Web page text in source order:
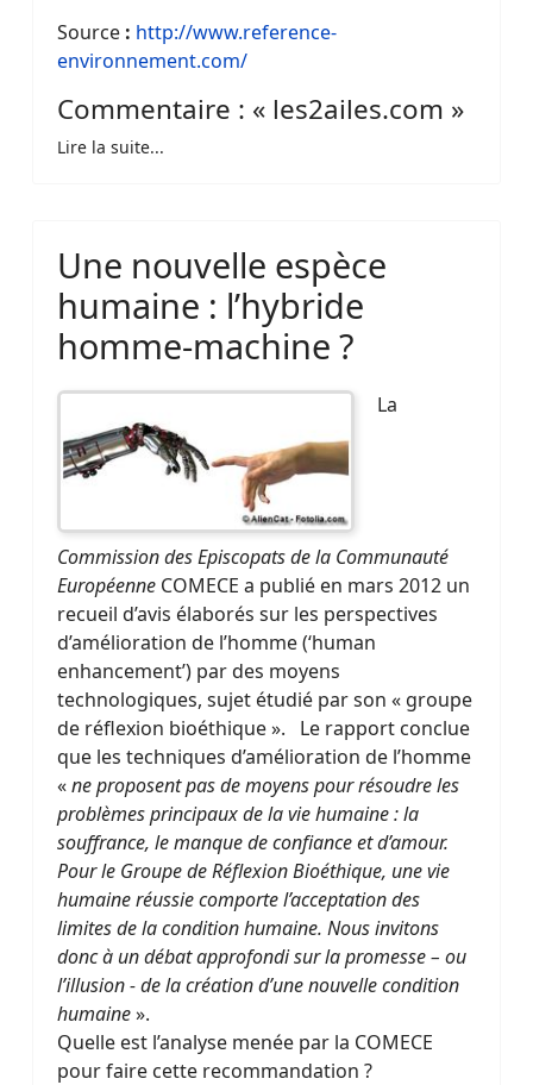
Source : http://www.reference-
environnement.com/
Commentaire : « les2ailes.com »
Lire la suite...
Une nouvelle espèce
humaine : l’hybride
homme-machine ?
La
Commission des Episcopats de la Communauté
Européenne COMECE a publié en mars 2012 un
recueil d’avis élaborés sur les perspectives
d’amélioration de l’homme (‘human
enhancement’) par des moyens
technologiques, sujet étudié par son « groupe
de réflexion bioéthique ». Le rapport conclue
que les techniques d’amélioration de l’homme
«ne proposent pas de moyens pour résoudre les
problèmes principaux de la vie humaine : la
souffrance, le manque de confiance et d’amour.
Pour le Groupe de Réflexion Bioéthique, une vie
humaine réussie comporte l’acceptation des
limites de la condition humaine. Nous invitons
donc à un débat approfondi sur la promesse – ou
l’illusion - de la création d’une nouvelle condition
humaine».
Quelle est l’analyse menée par la COMECE
pour faire cette recommandation ?